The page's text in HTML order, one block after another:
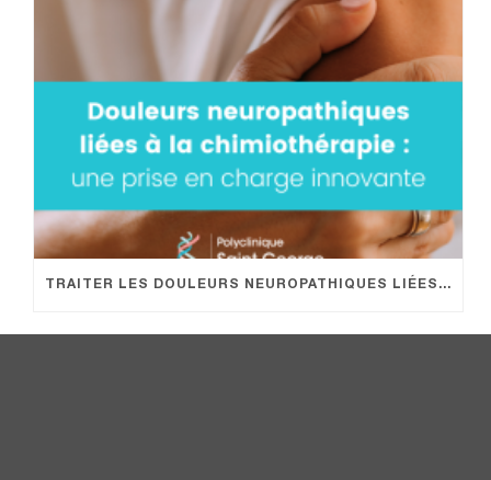
TRAITER LES DOULEURS NEUROPATHIQUES LIÉES À LA CHIMIOTHÉRAPIE EN HÔPITAL DE JOUR : UNE PRISE EN CHARGE INNOVANTE